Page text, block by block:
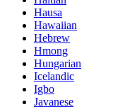
Hausa
Hawaiian
Hebrew
Hmong
Hungarian
Icelandic
Igbo
Javanese